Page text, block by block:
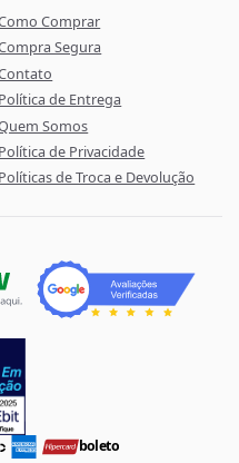
Comprar
Segura
Política de Entrega
Somos
Política de Privacidade
Políticas de Troca e Devolução
boleto